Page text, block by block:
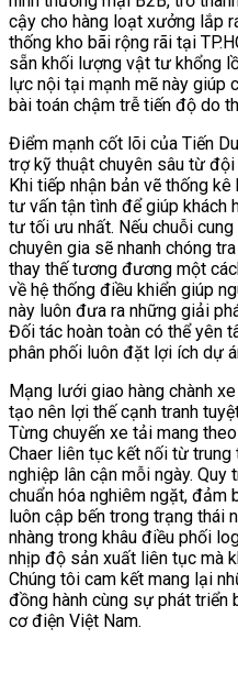
cậy cho hàng loạt xưởng lắp
thống kho bãi rộng rãi tại
sẵn khối lượng vật tư khổng
lực nội tại mạnh mẽ này giúp
bài toán chậm trễ tiến độ do
Điểm mạnh cốt lõi của Tiến
trợ kỹ thuật chuyên sâu từ
Khi tiếp nhận bản vẽ thống
tư vấn tận tình để giúp khách
tư tối ưu nhất. Nếu chuỗi
chuyên gia sẽ nhanh chóng
thay thế tương đương một
về hệ thống điều khiển giúp
này luôn đưa ra những giải
Đối tác hoàn toàn có thể yên
phân phối luôn đặt lợi ích dự
Mạng lưới giao hàng chành
tạo nên lợi thế cạnh tranh
Từng chuyến xe tải mang
Chaer liên tục kết nối từ trung
nghiệp lân cận mỗi ngày.
chuẩn hóa nghiêm ngặt, đảm
luôn cập bến trong trạng thái
nhàng trong khâu điều phối
nhịp độ sản xuất liên tục mà
Chúng tôi cam kết mang lại
đồng hành cùng sự phát triển
cơ điện Việt Nam.